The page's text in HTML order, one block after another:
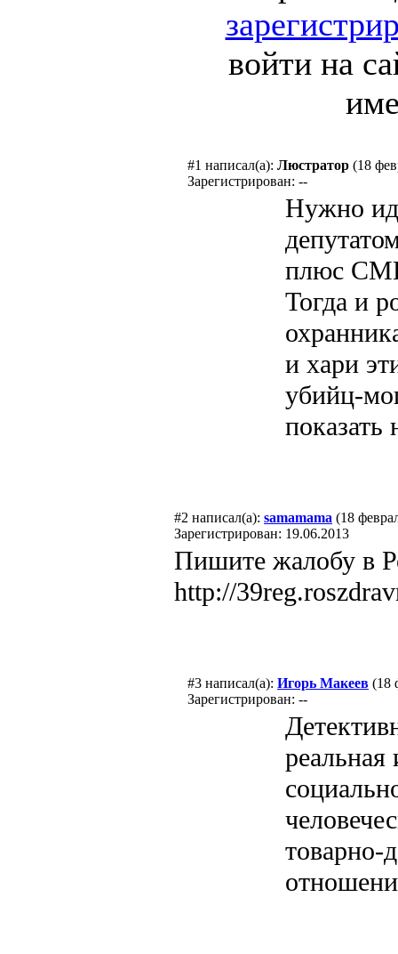
войти на
#1 написал(а): Люстратор (18
Зарегистрирован: --
Нужно
плюс
Тогда и
и хари
убийц-
#2 написал(а): samamama (18
Зарегистрирован: 19.06.2013
Пишите жалобу в
http://
#3 написал(а): Игорь Макеев (18
Зарегистрирован: --
товарно-